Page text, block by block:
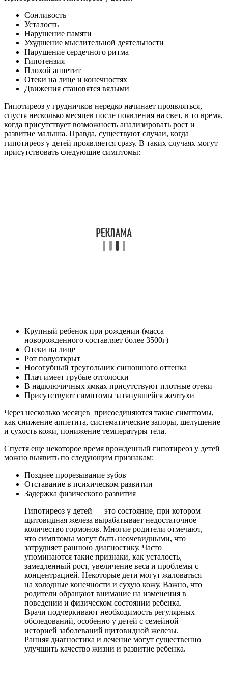
Сонливость
Усталость
Нарушение памяти
Ухудшение мыслительной деятельности
Нарушение сердечного ритма
Гипотензия
Плохой аппетит
Отеки на лице и конечностях
Движения становятся вялыми
Гипотиреоз у грудничков нередко начинает проявляться,
спустя несколько месяцев после появления на свет, в то время,
когда присутствует возможность анализировать рост и
развитие малыша. Правда, существуют случаи, когда
гипотиреоз у детей проявляется сразу. В таких случаях могут
присутствовать следующие симптомы:
Крупный ребенок при рождении (масса
новорожденного составляет более 3500г)
Отеки на лице
Рот полуоткрыт
Носогубный треугольник синюшного оттенка
Плач имеет грубые отголоски
В надключичных ямках присутствуют плотные отеки
Присутствуют симптомы затянувшейся желтухи
Через несколько месяцев присоединяются такие симптомы,
как снижение аппетита, систематические запоры, шелушение
и сухость кожи, понижение температуры тела.
Спустя еще некоторое время врожденный гипотиреоз у детей
можно выявить по следующим признакам:
Позднее прорезывание зубов
Отставание в психическом развитии
Задержка физического развития
Гипотиреоз у детей — это состояние, при котором
щитовидная железа вырабатывает недостаточное
количество гормонов. Многие родители отмечают,
что симптомы могут быть неочевидными, что
затрудняет раннюю диагностику. Часто
упоминаются такие признаки, как усталость,
замедленный рост, увеличение веса и проблемы с
концентрацией. Некоторые дети могут жаловаться
на холодные конечности и сухую кожу. Важно, что
родители обращают внимание на изменения в
поведении и физическом состоянии ребенка.
Врачи подчеркивают необходимость регулярных
обследований, особенно у детей с семейной
историей заболеваний щитовидной железы.
Ранняя диагностика и лечение могут существенно
улучшить качество жизни и развитие ребенка.